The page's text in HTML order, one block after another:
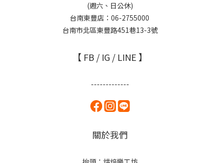
(週六、日公休)
台南東豐店：06-2755000
台南市北區東豐路451巷13-3號
【 FB / IG / LINE 】
-------------
關於我們